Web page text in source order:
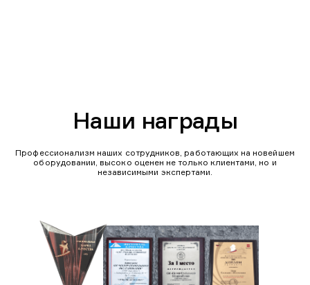
Наши награды
Профессионализм наших сотрудников, работающих на новейшем
оборудовании, высоко оценен не только клиентами, но и
независимыми экспертами.